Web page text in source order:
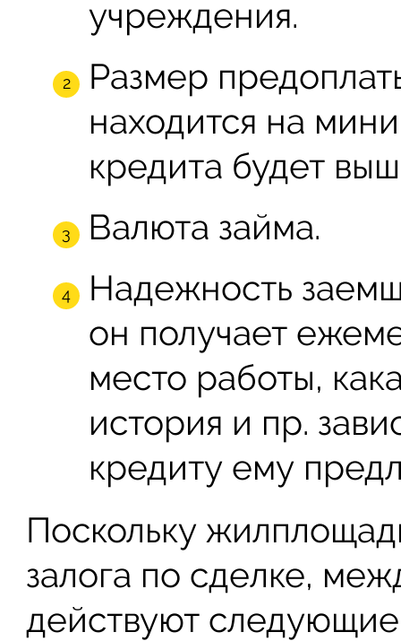
учреждения.
Размер
находится на
кредита будет
Валюта займа.
Надежность
он получает
место работы,
история и пр.
кредиту ему
Поскольку
залога по сделке,
действуют